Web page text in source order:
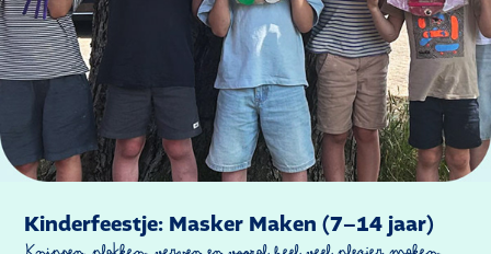
Kinderfeestje: Masker Maken (7–14 jaar)